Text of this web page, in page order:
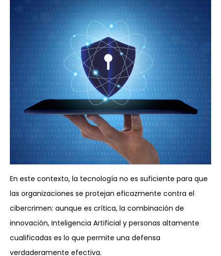
En este contexto, la tecnología no es suficiente para que
las organizaciones se protejan eficazmente contra el
cibercrimen: aunque es crítica, la combinación de
innovación, Inteligencia Artificial y personas altamente
cualificadas es lo que permite una defensa
verdaderamente efectiva.